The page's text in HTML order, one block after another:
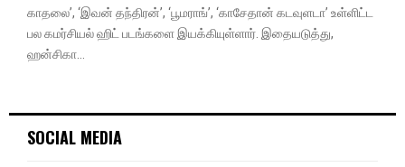
காதலை’, ‘இவன் தந்திரன்’, ‘பூமராங்’, ‘காசேதான் கடவுளடா’ உள்ளிட்ட
பல கமர்சியல் ஹிட் படங்களை இயக்கியுள்ளார். இதையடுத்து,
ஹன்சிகா...
SOCIAL MEDIA